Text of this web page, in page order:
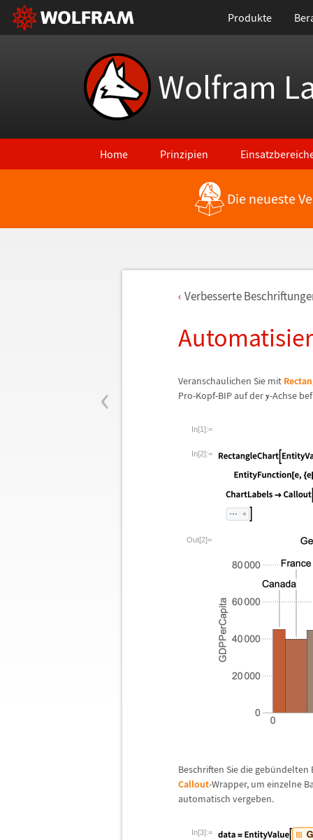
Produkte
Wolfram
Home Prinzipien
Die neueste
‹
Verbesserte
Veranschaulichen Sie mit
Pro-Kopf-BIP auf der -Achse
In[1]:=
In[2]:=
Out[2]=
Beschriften Sie die gebündelten
Callout-Wrapper, um einzelne
automatisch vergeben.
In[3]:=